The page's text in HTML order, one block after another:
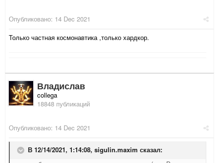
Опубликовано: 14 Dec 2021
Только частная космонавтика ,только хардкор.
Владислав
collega
18848 публикаций
Опубликовано: 14 Dec 2021
В 12/14/2021, 1:14:08, sigulin.maxim сказал: